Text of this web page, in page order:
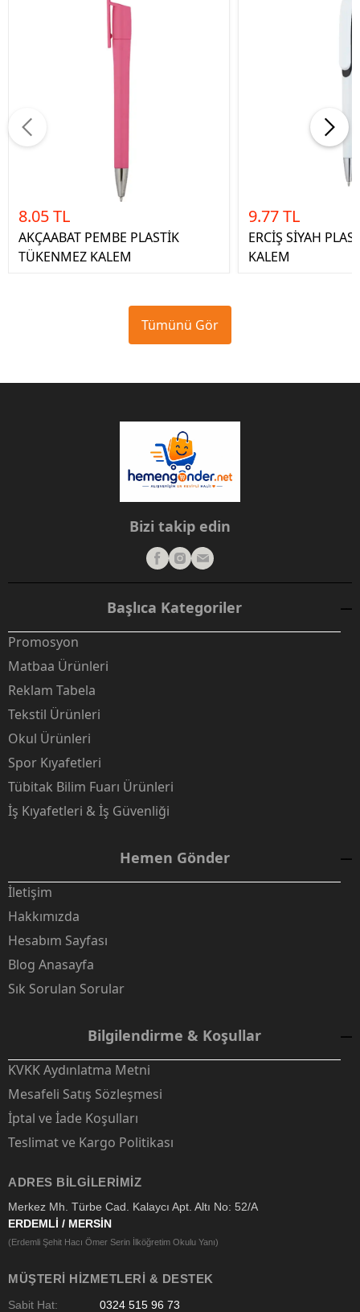
8.05 TL
AKÇAABAT PEMBE PLASTİK
TÜKENMEZ KALEM
9.77 TL
ERCİŞ SİYAH
KALEM
Tümünü Gör
Bizi takip edin
Başlıca Kategoriler
Promosyon
Matbaa Ürünleri
Reklam Tabela
Tekstil Ürünleri
Okul Ürünleri
Spor Kıyafetleri
Tübitak Bilim Fuarı Ürünleri
İş Kıyafetleri & İş Güvenliği
Hemen Gönder
İletişim
Hakkımızda
Hesabım Sayfası
Blog Anasayfa
Sık Sorulan Sorular
Bilgilendirme & Koşullar
KVKK Aydınlatma Metni
Mesafeli Satış Sözleşmesi
İptal ve İade Koşulları
Teslimat ve Kargo Politikası
ADRES BILGILERIMIZ
Merkez Mh. Türbe Cad. Kalaycı Apt. Altı No: 52/A
ERDEMLİ / MERSİN
(Erdemli Şehit Hacı Ömer Serin İlköğretim Okulu Yanı)
MÜŞTERI HIZMETLERI & DESTEK
Sabit Hat: 0324 515 96 73